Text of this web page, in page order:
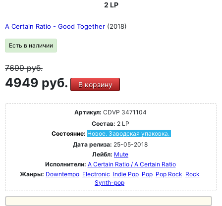
2 LP
A Certain Ratio - Good Together (2018)
Есть в наличии
7699руб.
4949 руб. В корзину
Артикул: CDVP 3471104
Состав: 2 LP
Состояние: Новое. Заводская упаковка.
Дата релиза: 25-05-2018
Лейбл: Mute
Исполнители: A Certain Ratio / A Certain Ratio
Жанры: Downtempo Electronic Indie Pop Pop Pop Rock Rock
Synth-pop